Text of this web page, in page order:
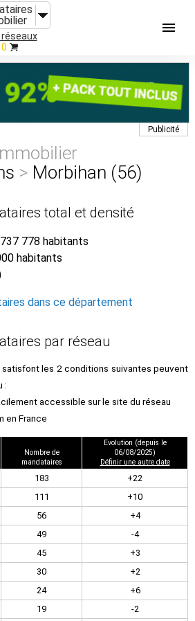
0
Publicité
> Morbihan (56)
total et densité
778 habitants
habitants
dans ce département
par réseau
les 2 conditions suivantes peuvent
:
accessible sur le site du réseau
en France
Nombre de
mandataires
Evolution (depuis le
06/08/2025)
Définir une autre date
183
+22
111
+10
56
+4
49
-4
45
+3
30
+2
24
+6
19
-2